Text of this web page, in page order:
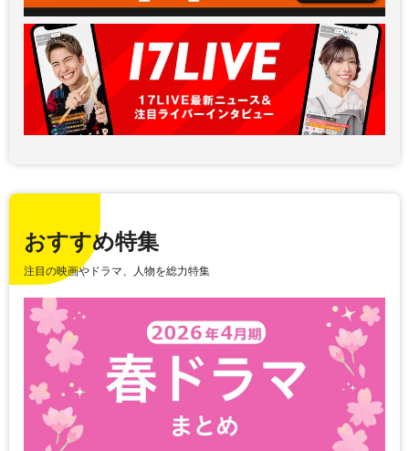
おすすめ特集
注目の映画やドラマ、人物を総力特集